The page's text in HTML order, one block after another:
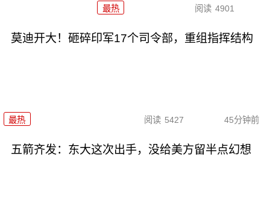
最热 阅读 4901
莫迪开大！砸碎印军17个司令部，重组指挥结构
最热 阅读 5427 45分钟前
五箭齐发：东大这次出手，没给美方留半点幻想